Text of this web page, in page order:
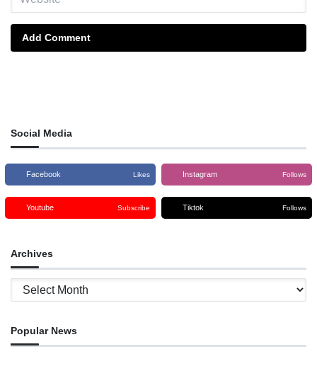
Add Comment
Social Media
Facebook Likes Instagram Follows
Youtube Subscribe Tiktok Follows
Archives
Archives
Popular News